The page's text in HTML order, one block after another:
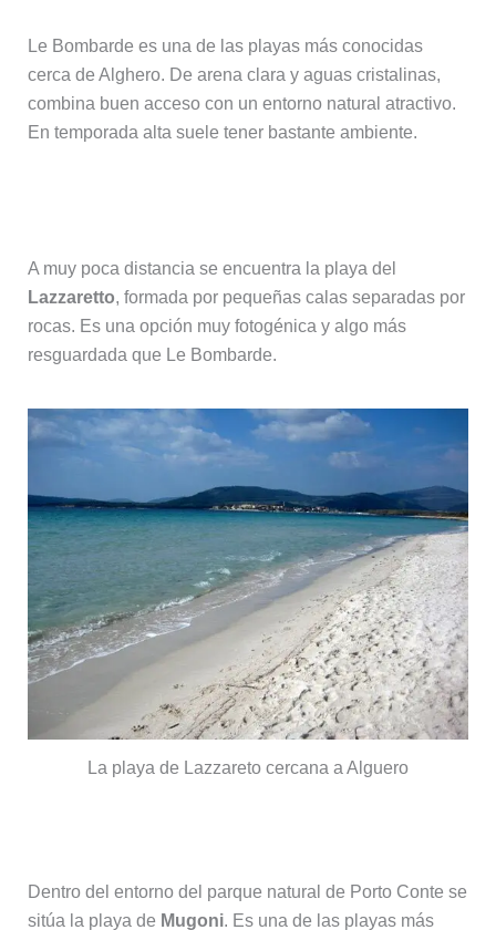
Le Bombarde es una de las playas más conocidas
cerca de Alghero. De arena clara y aguas cristalinas,
combina buen acceso con un entorno natural atractivo.
En temporada alta suele tener bastante ambiente.
A muy poca distancia se encuentra la playa del
Lazzaretto, formada por pequeñas calas separadas por
rocas. Es una opción muy fotogénica y algo más
resguardada que Le Bombarde.
La playa de Lazzareto cercana a Alguero
Dentro del entorno del parque natural de Porto Conte se
sitúa la playa de Mugoni. Es una de las playas más